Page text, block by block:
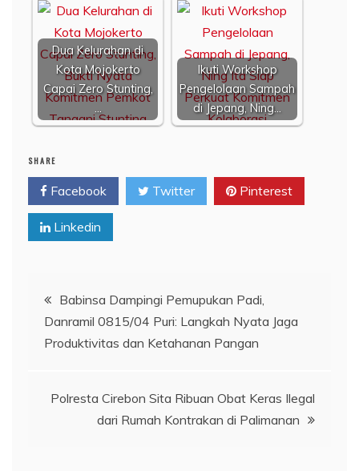
Dua Kelurahan di
Kota Mojokerto
Capai Zero Stunting,
…
Ikuti Workshop
Pengelolaan Sampah
di Jepang, Ning…
SHARE
Facebook Twitter Pinterest
Linkedin
Navigasi
pos
Babinsa Dampingi Pemupukan Padi,
Danramil 0815/04 Puri: Langkah Nyata Jaga
Produktivitas dan Ketahanan Pangan
Polresta Cirebon Sita Ribuan Obat Keras Ilegal
dari Rumah Kontrakan di Palimanan